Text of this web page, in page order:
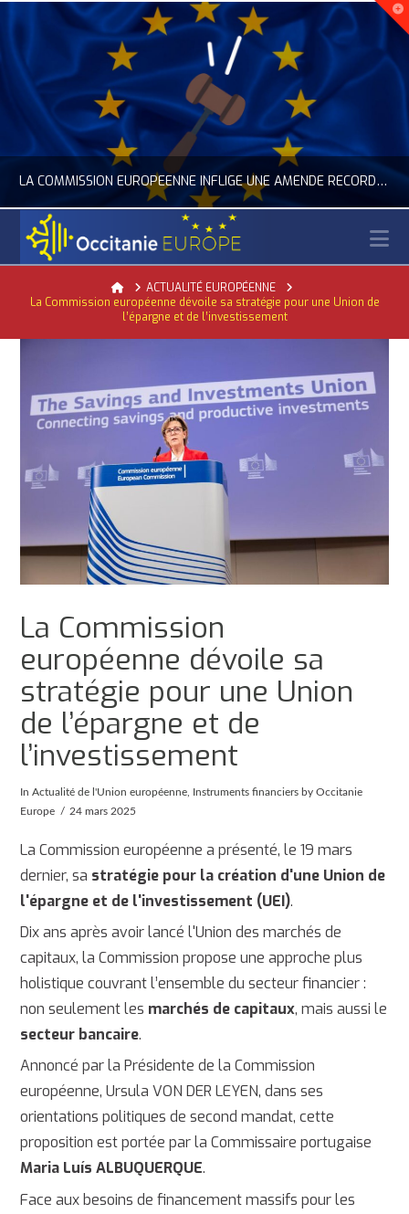
LA COMMISSION EUROPÉENNE INFLIGE UNE AMENDE RECORD À GOOGLE
ACTUALITÉ DE L'UNION EUROPÉENNE, ACTUALITÉ DE LA REPRÉSENTATION D’OCCITANIE EUROPE, NUMÉRIQUE- DIGITAL
HomeACTUALITÉ EUROPÉENNE
La Commission européenne dévoile sa stratégie pour une Union de
l’épargne et de l’investissement
La Commission
européenne dévoile sa
stratégie pour une Union
de l’épargne et de
l’investissement
InActualité de l'Union européenne Instruments financiers by Occitanie
Europe
24 mars 2025
La Commission européenne a présenté, le 19 mars
dernier, sa stratégie pour la création d'une Union de
l'épargne et de l'investissement (UEI).
Dix ans après avoir lancé l'Union des marchés de
capitaux, la Commission propose une approche plus
holistique couvrant l’ensemble du secteur financier :
non seulement les marchés de capitaux, mais aussi le
secteur bancaire.
Annoncé par la Présidente de la Commission
européenne, Ursula VON DER LEYEN, dans ses
orientations politiques de second mandat, cette
proposition est portée par la Commissaire portugaise
Maria Luís ALBUQUERQUE.
Face aux besoins de financement massifs pour les